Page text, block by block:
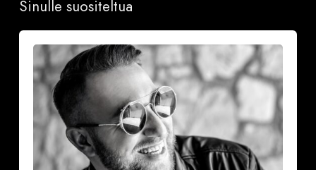
Sinulle suositeltua
Onnea
iloa